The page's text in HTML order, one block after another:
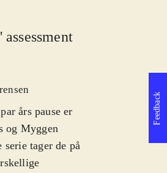
års pause er
og Myggen
tager de på
Feedback